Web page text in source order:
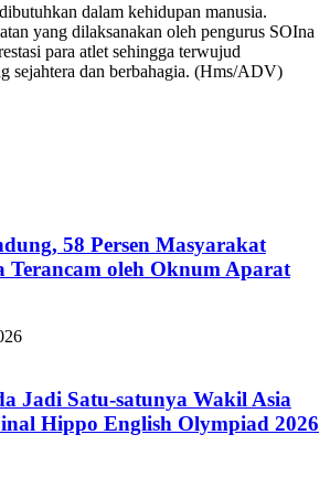
dalam kehidupan manusia.
yang dilaksanakan oleh pengurus SOIna
para atlet sehingga terwujud
sejahtera dan berbahagia. (Hms/ADV)
58 Persen Masyarakat
Terancam oleh Oknum Aparat
Jadi Satu-satunya Wakil Asia
Hippo English Olympiad 2026